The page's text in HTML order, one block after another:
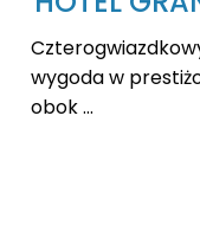
wygoda w
obok ...